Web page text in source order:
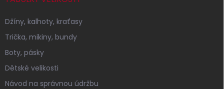
Džíny, kalhoty, kraťasy
Trička, mikiny, bundy
Boty, pásky
Dětské velikosti
Návod na správnou údržbu